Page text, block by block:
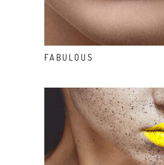
FABULOUS